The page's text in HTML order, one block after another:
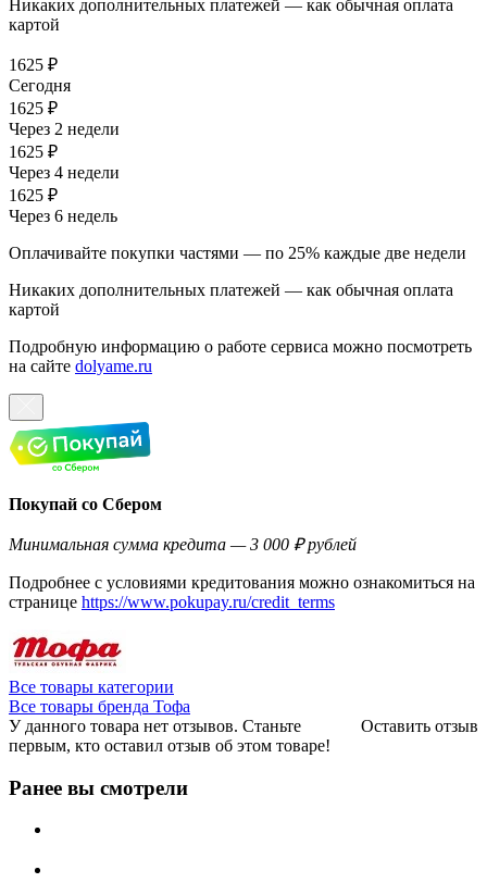
Никаких дополнительных платежей — как обычная оплата
картой
1625 ₽
Сегодня
1625 ₽
Через 2 недели
1625 ₽
Через 4 недели
1625 ₽
Через 6 недель
Оплачивайте покупки частями — по 25% каждые две недели
Никаких дополнительных платежей — как обычная оплата
картой
Подробную информацию о работе сервиса можно посмотреть
на сайте dolyame.ru
Покупай со Сбером
Минимальная сумма кредита — 3 000 ₽ рублей
Подробнее с условиями кредитования можно ознакомиться на
странице https://www.pokupay.ru/credit_terms
Все товары категории
Все товары бренда Тофа
Оставить отзыв
У данного товара нет отзывов. Станьте
первым, кто оставил отзыв об этом товаре!
Ранее вы смотрели